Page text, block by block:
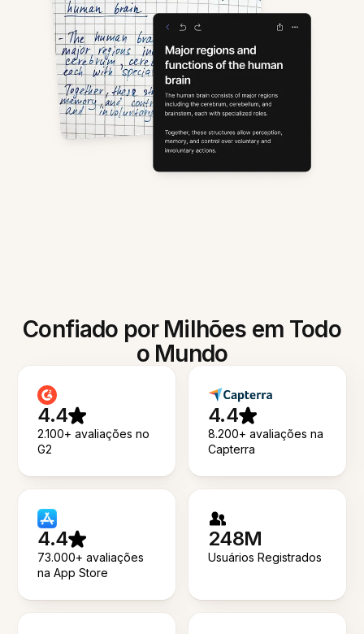
Confiado por Milhões em Todo
o Mundo
4.4
2.100+ avaliações no
G2
4.4
8.200+ avaliações na
Capterra
4.4
73.000+ avaliações
na App Store
248M
Usuários Registrados